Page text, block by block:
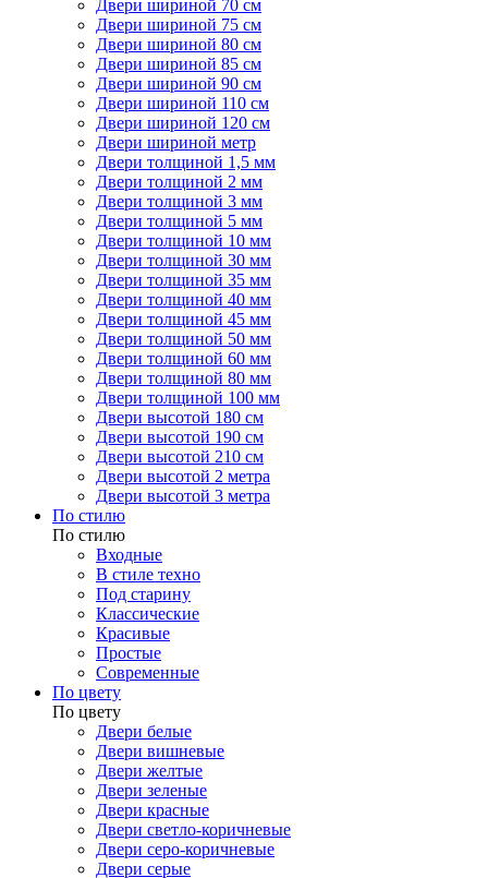
Двери шириной 70 см
Двери шириной 75 см
Двери шириной 80 см
Двери шириной 85 см
Двери шириной 90 см
Двери шириной 110 см
Двери шириной 120 см
Двери шириной метр
Двери толщиной 1,5 мм
Двери толщиной 2 мм
Двери толщиной 3 мм
Двери толщиной 5 мм
Двери толщиной 10 мм
Двери толщиной 30 мм
Двери толщиной 35 мм
Двери толщиной 40 мм
Двери толщиной 45 мм
Двери толщиной 50 мм
Двери толщиной 60 мм
Двери толщиной 80 мм
Двери толщиной 100 мм
Двери высотой 180 см
Двери высотой 190 см
Двери высотой 210 см
Двери высотой 2 метра
Двери высотой 3 метра
По стилю
По стилю
Входные
В стиле техно
Под старину
Классические
Красивые
Простые
Современные
По цвету
По цвету
Двери белые
Двери вишневые
Двери желтые
Двери зеленые
Двери красные
Двери светло-коричневые
Двери серо-коричневые
Двери серые